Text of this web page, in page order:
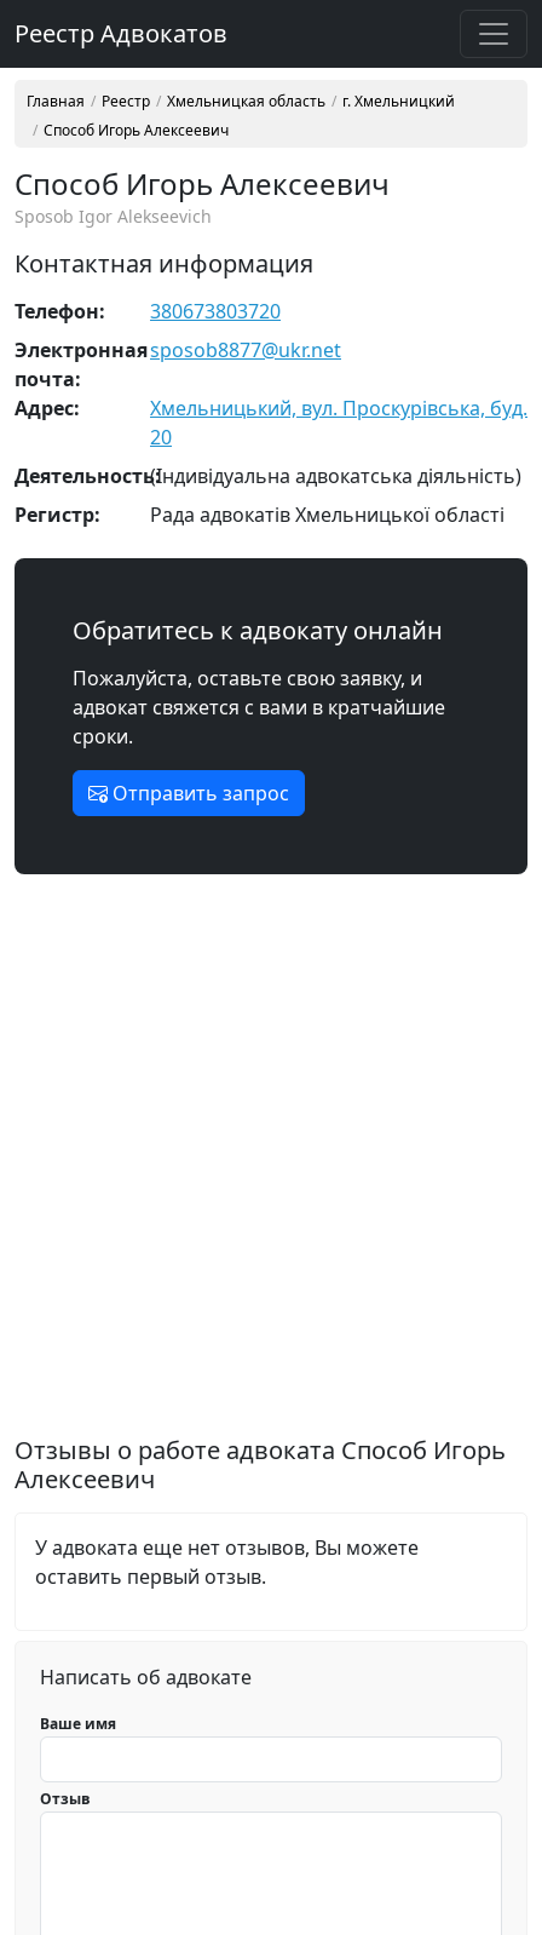
Реестр Адвокатов
Главная Реестр Хмельницкая область
г. Хмельницкий
Способ Игорь Алексеевич
Способ Игорь Алексеевич
Sposob Igor Alekseevich
Контактная информация
Телефон:
380673803720
Электронная
почта:
sposob8877@ukr.net
Адрес:
Хмельницький, вул. Проскурівська, буд.
20
Деятельность:(Індивідуальна адвокатська діяльність)
Регистр:
Рада адвокатів Хмельницької області
Обратитесь к адвокату онлайн
Пожалуйста, оставьте свою заявку, и
адвокат свяжется с вами в кратчайшие
сроки.
Отправить запрос
Отзывы о работе адвоката Способ Игорь
Алексеевич
У адвоката еще нет отзывов, Вы можете
оставить первый отзыв.
Написать об адвокате
Ваше имя
Отзыв